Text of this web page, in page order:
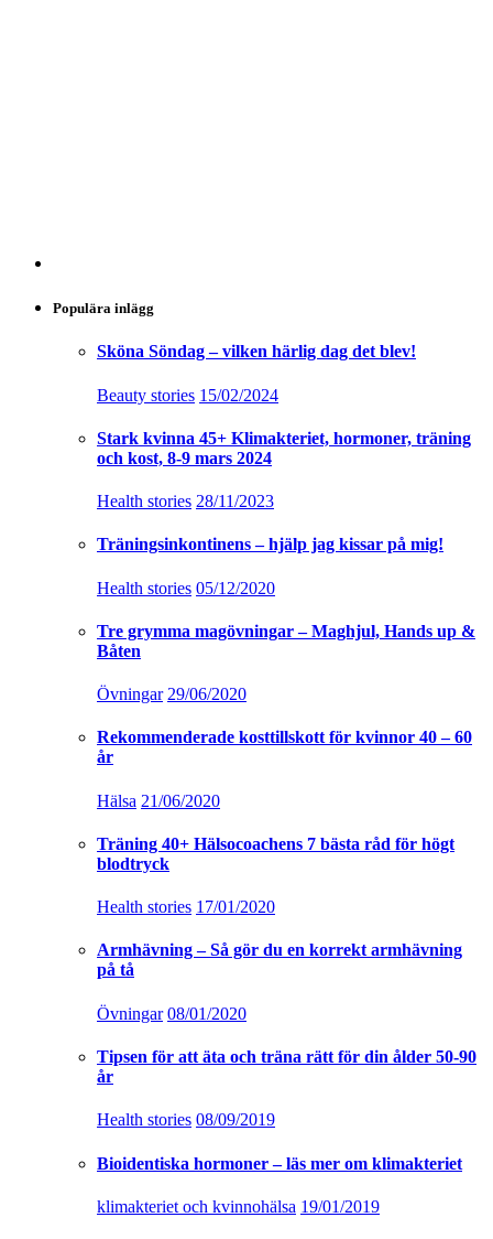
Populära inlägg
Sköna Söndag – vilken härlig dag det blev!
Beauty stories 15/02/2024
Stark kvinna 45+ Klimakteriet, hormoner, träning
och kost, 8-9 mars 2024
Health stories 28/11/2023
Träningsinkontinens – hjälp jag kissar på mig!
Health stories 05/12/2020
Tre grymma magövningar – Maghjul, Hands up &
Båten
Övningar 29/06/2020
Rekommenderade kosttillskott för kvinnor 40 – 60
år
Hälsa 21/06/2020
Träning 40+ Hälsocoachens 7 bästa råd för högt
blodtryck
Health stories 17/01/2020
Armhävning – Så gör du en korrekt armhävning
på tå
Övningar 08/01/2020
Tipsen för att äta och träna rätt för din ålder 50-90
år
Health stories 08/09/2019
Bioidentiska hormoner – läs mer om klimakteriet
klimakteriet och kvinnohälsa 19/01/2019